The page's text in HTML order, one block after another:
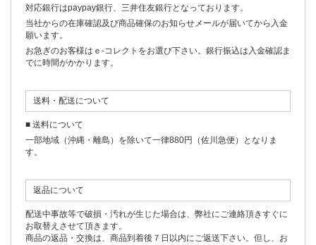
対応銀行はpaypay銀行、三井住友銀行となっております。
当社からの在庫確認及び商品確保のお知らせメールが届いてから入金
願います。
お急ぎのお客様はｅ-コレクトをお選び下さい。銀行振込は入金確認ま
でに時間がかかります。
送料・配送について
■ 送料について
一部地域（沖縄・離島）を除いて一律880円（佐川急便）となりま
す。
返品について
配送中事故等で破損・汚れが生じた場合は、弊社にご連絡頂きすぐに
お取替えさせて頂きます。
商品の返品・交換は、商品到着後７日以内にご返送下さい。但し、お